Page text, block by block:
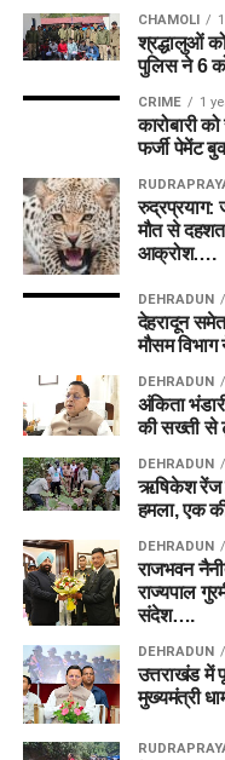
CHAMOLI
श्रद्धालुओं
पुलिस ने 6
CRIME 1
कारोबारी
फर्जी पेमेंट
रुद्रप्रयाग:
मौत से
आक्रोश….
DEHRADUN
देहरादून
मौसम
DEHRADUN
अंकिता
की सख्ती से
DEHRADUN
ऋषिकेश रेंज
हमला, एक
DEHRADUN
राजभवन
राज्यपाल
संदेश….
DEHRADUN
उत्तराखंड में
मुख्यमंत्री